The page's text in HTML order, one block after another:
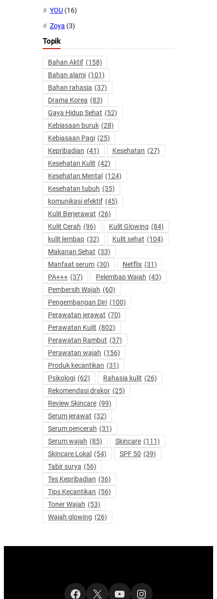
YOU (16)
Zoya (3)
Topik
Bahan Aktif (158)
Bahan alami (101)
Bahan rahasia (37)
Drama Korea (83)
Gaya Hidup Sehat (52)
Kebiasaan buruk (28)
Kebiasaan Pagi (25)
Kepribadian (41) Kesehatan (27)
Kesehatan Kulit (42)
Kesehatan Mental
(124)
Kesehatan tubuh (35)
komunikasi efektif (45)
Kulit Berjerawat (26)
Kulit Cerah (96) Kulit Glowing (84)
kulit lembap (32) Kulit sehat (104)
Makanan Sehat (33)
Manfaat serum (30) Netflix (31)
PA+++ (37) Pelembap Wajah (43)
Pembersih Wajah (60)
Pengembangan Diri (100)
Perawatan jerawat (70)
Perawatan Kulit (802)
Perawatan Rambut (37)
Perawatan wajah (156)
Produk kecantikan (31)
Psikologi (62) Rahasia kulit (26)
Rekomendasi drakor (25)
Review Skincare (99)
Serum jerawat (32)
Serum pencerah (31)
Serum wajah (85) Skincare (111)
Skincare Lokal
(54) SPF 50 (39)
Tabir surya (56)
Tes Kepribadian (36)
Tips Kecantikan (56)
Toner Wajah (53)
Wajah glowing (26)
Facebook
X YouTubeInstagram